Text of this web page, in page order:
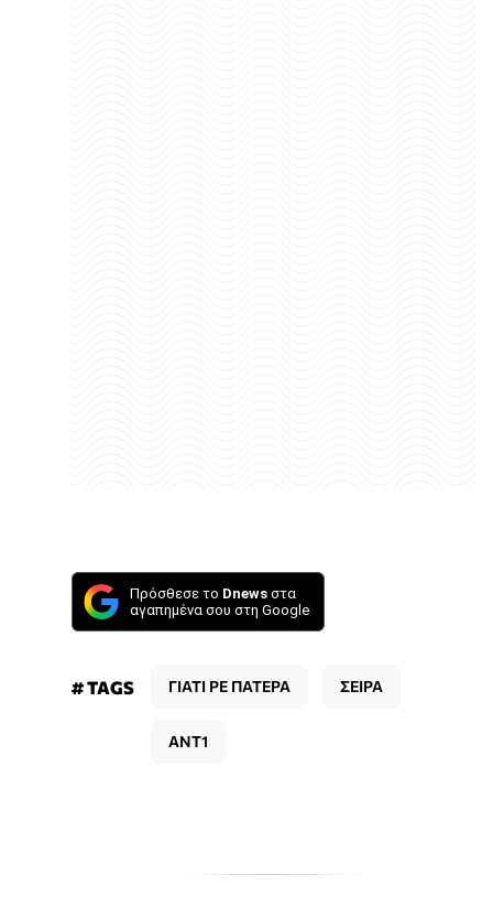
Πρόσθεσε το Dnews στα
αγαπημένα σου στη Google
# TAGS ΓΙΑΤΙ ΡΕ ΠΑΤΕΡΑ ΣΕΙΡΑ
ΑΝΤ1